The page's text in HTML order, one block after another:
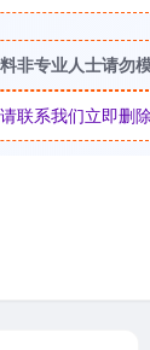
非专业人士请勿
联系我们立即删